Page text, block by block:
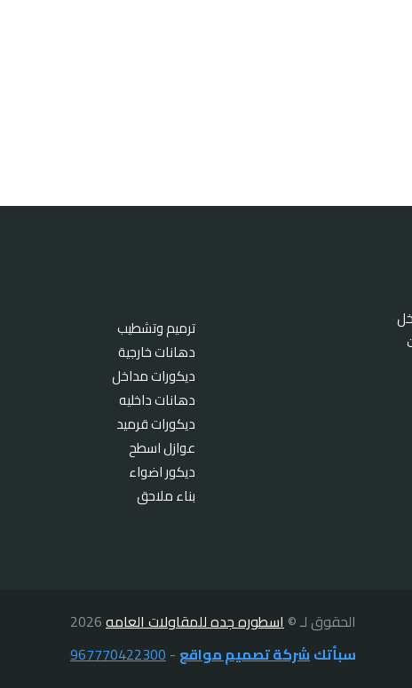
ترميم وتشطيب
دهانات خارجية
ديكورات مداخل
دهانات داخليه
ديكورات قرميد
عوازل اسطح
ديكور اضواء
بناء ملاحق
الحقوق لـ ©اسطوره جده للمقاولات العامه
سبأتكشركة تصميم مواقع -
967770422300